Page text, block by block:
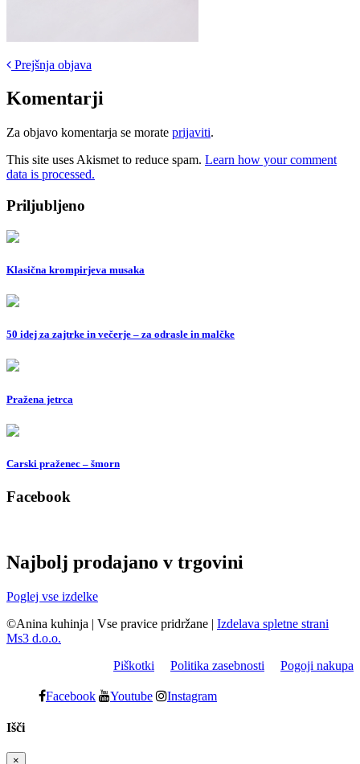
Post
navigation
Prejšnja objava
Komentarji
Za objavo komentarja se morate prijaviti.
This site uses Akismet to reduce spam. Learn how your comment
data is processed.
Priljubljeno
Klasična krompirjeva musaka
50 idej za zajtrke in večerje – za odrasle in malčke
Pražena jetrca
Carski praženec – šmorn
Facebook
Najbolj prodajano v trgovini
Poglej vse izdelke
©Anina kuhinja | Vse pravice pridržane | Izdelava spletne strani
Ms3 d.o.o.
Piškotki
Politika zasebnosti Pogoji nakupa
Facebook Youtube Instagram
Išči
×